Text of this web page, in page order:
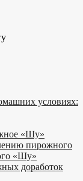
условиях:
«Шу»
пирожного
«Шу»
доработок